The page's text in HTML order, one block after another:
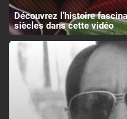
Découvrez l’histoire
siècles dans cette vidéo